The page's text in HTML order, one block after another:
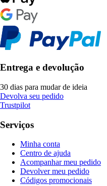
Entrega e devolução
30 dias para mudar de ideia
Devolva seu pedido
Trustpilot
Serviços
Minha conta
Centro de ajuda
Acompanhar meu pedido
Devolver meu pedido
Códigos promocionais